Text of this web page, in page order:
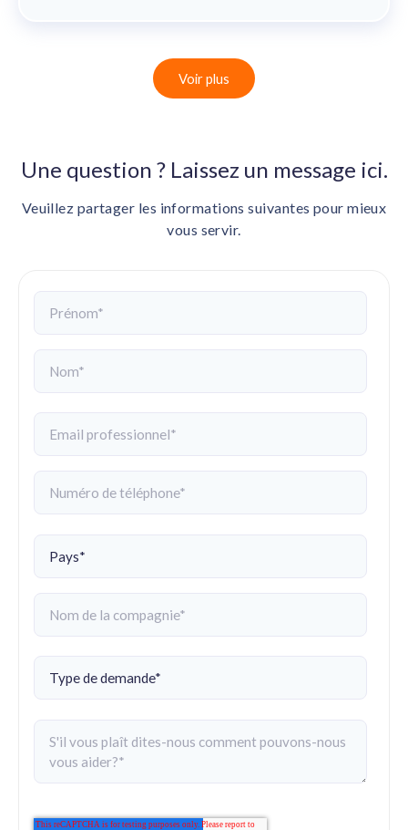
Voir plus
Une question ? Laissez un message ici.
Veuillez partager les informations suivantes pour mieux
vous servir.